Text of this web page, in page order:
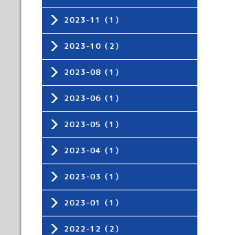
2023-11（1）
2023-10（2）
2023-08（1）
2023-06（1）
2023-05（1）
2023-04（1）
2023-03（1）
2023-01（1）
2022-12（2）